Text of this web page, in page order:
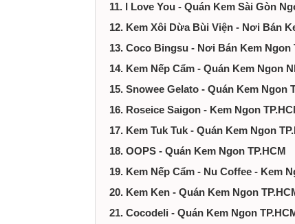
11. I Love You - Quán Kem Sài Gòn
12. Kem Xôi Dừa Bùi Viện - Nơi Bán
13. Coco Bingsu - Nơi Bán Kem Ngon
14. Kem Nếp Cẩm - Quán Kem Ngon
15. Snowee Gelato - Quán Kem Ngon
16. Roseice Saigon - Kem Ngon
17. Kem Tuk Tuk - Quán Kem Ngon
18. OOPS - Quán Kem Ngon TP.HCM
19. Kem Nếp Cẩm - Nu Coffee - Kem
20. Kem Ken - Quán Kem Ngon
21. Cocodeli - Quán Kem Ngon